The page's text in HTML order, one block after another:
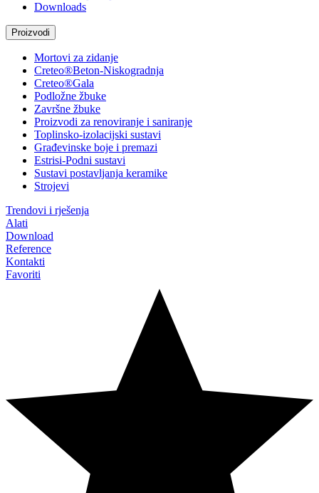
Downloads
Proizvodi
Mortovi za zidanje
Creteo®Beton-Niskogradnja
Creteo®Gala
Podložne žbuke
Završne žbuke
Proizvodi za renoviranje i saniranje
Toplinsko-izolacijski sustavi
Građevinske boje i premazi
Estrisi-Podni sustavi
Sustavi postavljanja keramike
Strojevi
Trendovi i rješenja
Alati
Download
Reference
Kontakti
Favoriti